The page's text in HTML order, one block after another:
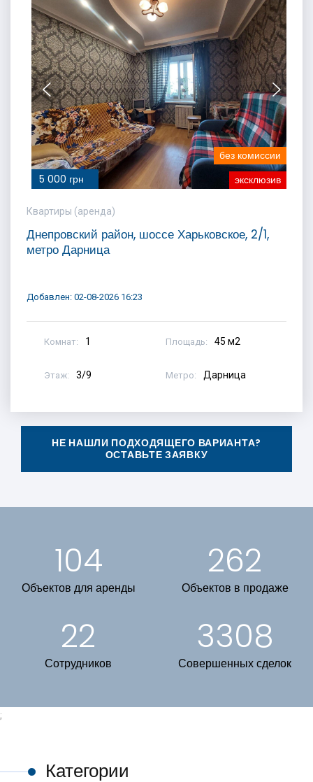
5 000 грн эксклюзив
без комиссии
Квартиры (аренда)
Днепровский район, шоссе Харьковское, 2/1,
метро Дарница
Добавлен: 02-08-2026 16:23
Комнат: 1 Площадь: 45 м2
Этаж: 3/9 Метро: Дарница
НЕ НАШЛИ ПОДХОДЯЩЕГО ВАРИАНТА?
ОСТАВЬТЕ ЗАЯВКУ
104
Объектов для аренды
262
Объектов в продаже
22
Сотрудников
3308
Совершенных сделок
;
Категории